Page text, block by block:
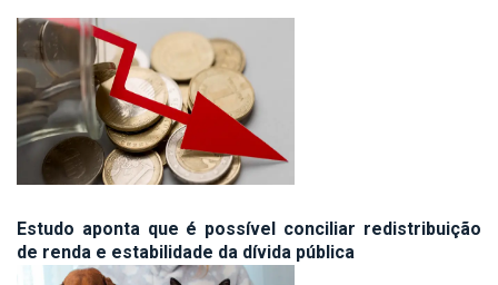
Estudo aponta que é possível conciliar redistribuição
de renda e estabilidade da dívida pública